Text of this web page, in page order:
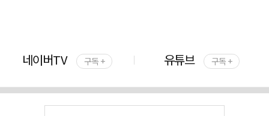
네이버TV 구독 + 유튜브 구독 +